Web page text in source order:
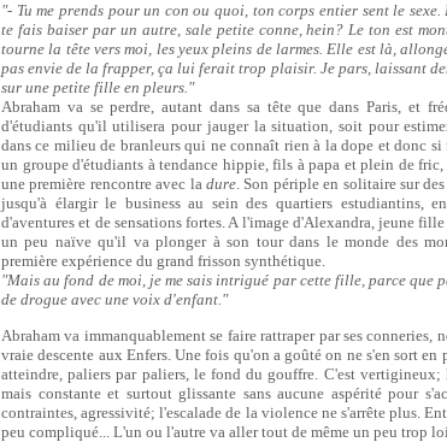
"- Tu me prends pour un con ou quoi, ton corps entier sent le sexe.
te fais baiser par un autre, sale petite conne, hein? Le ton est
tourne la tête vers moi, les yeux pleins de larmes. Elle est là,
pas envie de la frapper, ça lui ferait trop plaisir. Je pars, laissant
sur une petite fille en pleurs."
Abraham va se perdre, autant dans sa tête que dans Paris, et
d'étudiants qu'il utilisera pour jauger la situation, soit pour
dans ce milieu de branleurs qui ne connaît rien à la dope et donc si
un groupe d'étudiants à tendance hippie, fils à papa et plein de
une première rencontre avec la dure. Son périple en solitaire sur
jusqu'à élargir le business au sein des quartiers estudiantins,
d'aventures et de sensations fortes. A l'image d'Alexandra, jeune
un peu naïve qu'il va plonger à son tour dans le monde des
première expérience du grand frisson synthétique.
"Mais au fond de moi, je me sais intrigué par cette fille, parce que
de drogue avec une voix d'enfant."
Abraham va immanquablement se faire rattraper par ses conneries,
vraie descente aux Enfers. Une fois qu'on a goûté on ne s'en sort
atteindre, paliers par paliers, le fond du gouffre. C'est vertigineux;
mais constante et surtout glissante sans aucune aspérité pour
contraintes, agressivité; l'escalade de la violence ne s'arrête plus.
peu compliqué... L'un ou l'autre va aller tout de même un peu trop